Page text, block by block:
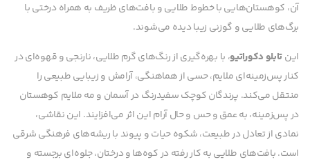
آن، کوهستان‌هایی با خطوط طلایی و بافت‌های ظریف به همراه درختی با
برگ‌های طلایی و گوزنی زیبا دیده می‌شوند.
اینتابلو دکوراتیو، با بهره‌گیری از رنگ‌های گرم طلایی، نارنجی و قهوه‌ای در
کنار پس‌زمینه‌ای ملایم، حسی از هماهنگی، آرامش و زیبایی طبیعی را
منتقل می‌کند. پرندگان کوچک سفیدرنگ در آسمان و مه ملایم کوهستان
در پس‌زمینه، به عمق و حس و حال آرام این اثر می‌افزایند. این نقاشی،
نمادی از تعادل در طبیعت، شکوه حیات و پیوند با ریشه‌های فرهنگی شرقی
است. بافت‌های طلایی به کار رفته در کوه‌ها و درختان، جلوه‌ای برجسته و